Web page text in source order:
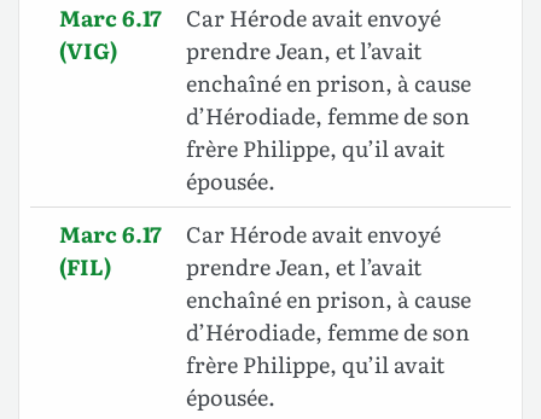
Marc 6.17
(VIG)
Car Hérode avait envoyé
prendre Jean, et l’avait
enchaîné en prison, à cause
d’Hérodiade, femme de son
frère Philippe, qu’il avait
épousée.
Marc 6.17
(FIL)
Car Hérode avait envoyé
prendre Jean, et l’avait
enchaîné en prison, à cause
d’Hérodiade, femme de son
frère Philippe, qu’il avait
épousée.